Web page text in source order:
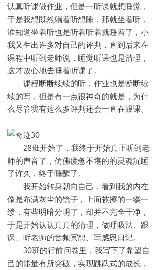
认真听课做作业，但是一听课就想睡觉，
于是我想既然躺着听想睡，那就坐着听，
谁知道坐着听也是听着听着就睡着了，小
我又生出许多对自己的评判，直到后来在
课程中听到老师说，睡觉听课也是清理，
这才放心地去睡着听课了。
课程断断续续的听，作业也是断断续
续的写，但是有一点很神奇的就是，为什
么尽管我有这么多评判还会一直在跟课。
28班开始了，我终于开始真正听到老
师的声音了，仿佛疲惫不堪的的灵魂沉睡
了许久，终于睡醒了。
我开始转身朝向自己，看到我的内在
像是布满灰尘的镜子，上面被擦的一缕一
缕，有些明暗分明了，却并不完全干净，
于是开始认认真真的清理，做呼吸法、跟
课、听老师的音频冥想、写感恩日记。
30班的行前问卷里，我写下了希望自
己的能量有所突破，实现跳跃式的成长，